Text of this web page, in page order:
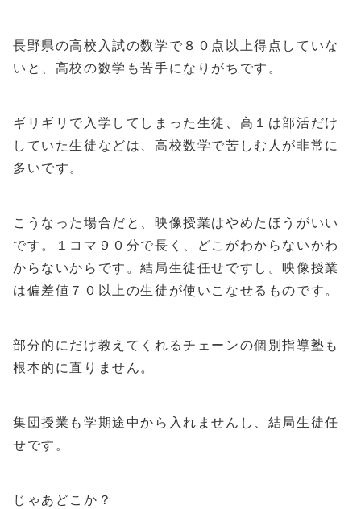
長野県の高校入試の数学で８０点以上得点していな
いと、高校の数学も苦手になりがちです。
ギリギリで入学してしまった生徒、高１は部活だけ
していた生徒などは、高校数学で苦しむ人が非常に
多いです。
こうなった場合だと、映像授業はやめたほうがいい
です。１コマ９０分で長く、どこがわからないかわ
からないからです。結局生徒任せですし。映像授業
は偏差値７０以上の生徒が使いこなせるものです。
部分的にだけ教えてくれるチェーンの個別指導塾も
根本的に直りません。
集団授業も学期途中から入れませんし、結局生徒任
せです。
じゃあどこか？